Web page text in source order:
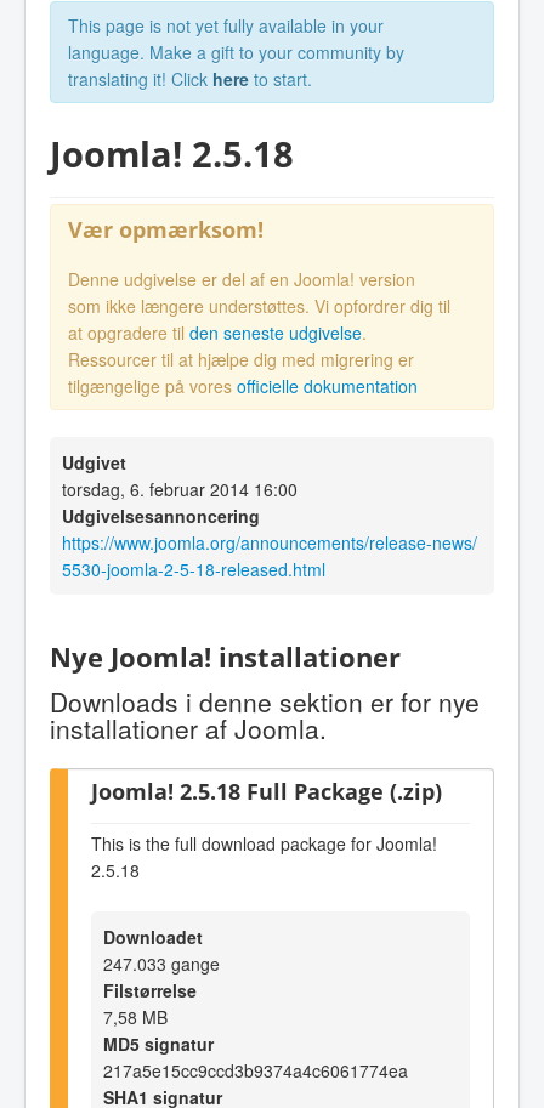
This page is not yet fully available in your
language. Make a gift to your community by
translating it! Click here to start.
Joomla! 2.5.18
Vær opmærksom!
Denne udgivelse er del af en Joomla! version
som ikke længere understøttes. Vi opfordrer dig til
at opgradere til den seneste udgivelse.
Ressourcer til at hjælpe dig med migrering er
tilgængelige på vores officielle dokumentation
Udgivet
torsdag, 6. februar 2014 16:00
Udgivelsesannoncering
https://www.joomla.org/announcements/release-news/
5530-joomla-2-5-18-released.html
Nye Joomla! installationer
Downloads i denne sektion er for nye
installationer af Joomla.
Joomla! 2.5.18 Full Package (.zip)
This is the full download package for Joomla!
2.5.18
Downloadet
247.033 gange
Filstørrelse
7,58 MB
MD5 signatur
217a5e15cc9ccd3b9374a4c6061774ea
SHA1 signatur